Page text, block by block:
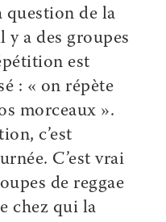
question de la
a des groupes
est
: « on répète
morceaux ».
c’est
C’est vrai
de reggae
chez qui la